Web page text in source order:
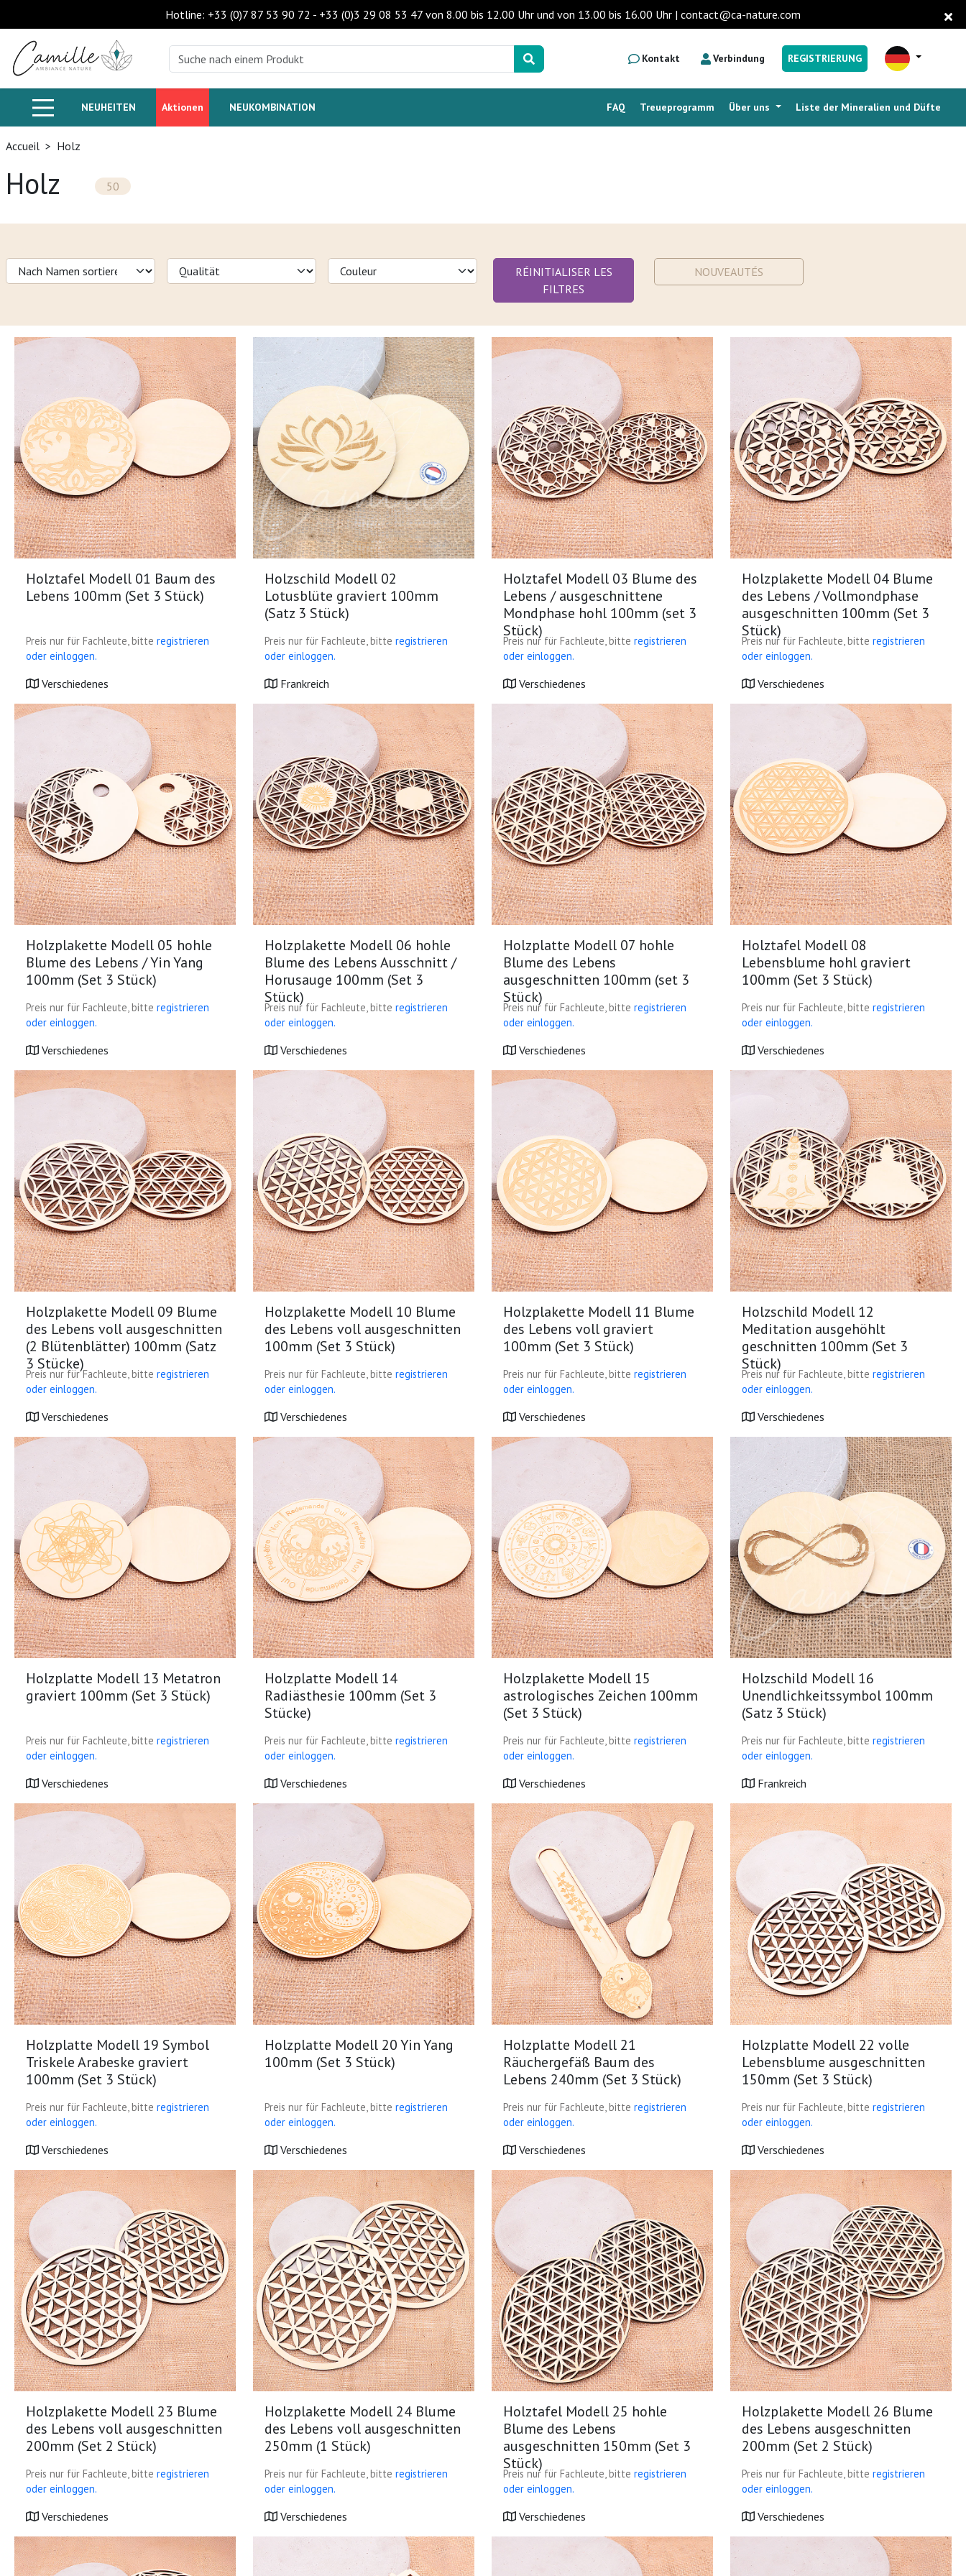
Hotline: +33 (0)7 87 53 90 72 - +33 (0)3 29 08 53 47 von 8.00 bis 12.00 Uhr und von 13.00 bis 16.00 Uhr | contact@ca-nature.com
Kontakt Verbindung REGISTRIERUNG
NEUHEITEN Aktionen NEUKOMBINATION Liste der Mineralien und Düfte
Über uns
Treueprogramm
FAQ
Accueil > Holz
Holz 50
RÉINITIALISER LES
FILTRES
NOUVEAUTÉS
Holztafel Modell 01 Baum des
Lebens 100mm (Set 3 Stück)
Preis nur für Fachleute, bitte registrieren
oder einloggen.
Verschiedenes
Holzschild Modell 02
Lotusblüte graviert 100mm
(Satz 3 Stück)
Preis nur für Fachleute, bitte registrieren
oder einloggen.
Frankreich
Holztafel Modell 03 Blume des
Lebens / ausgeschnittene
Mondphase hohl 100mm (set 3
Stück)
Preis nur für Fachleute, bitte registrieren
oder einloggen.
Verschiedenes
Holzplakette Modell 04 Blume
des Lebens / Vollmondphase
ausgeschnitten 100mm (Set 3
Stück)
Preis nur für Fachleute, bitte registrieren
oder einloggen.
Verschiedenes
Holzplakette Modell 05 hohle
Blume des Lebens / Yin Yang
100mm (Set 3 Stück)
Preis nur für Fachleute, bitte registrieren
oder einloggen.
Verschiedenes
Holzplakette Modell 06 hohle
Blume des Lebens Ausschnitt /
Horusauge 100mm (Set 3
Stück)
Preis nur für Fachleute, bitte registrieren
oder einloggen.
Verschiedenes
Holzplatte Modell 07 hohle
Blume des Lebens
ausgeschnitten 100mm (set 3
Stück)
Preis nur für Fachleute, bitte registrieren
oder einloggen.
Verschiedenes
Holztafel Modell 08
Lebensblume hohl graviert
100mm (Set 3 Stück)
Preis nur für Fachleute, bitte registrieren
oder einloggen.
Verschiedenes
Holzplakette Modell 09 Blume
des Lebens voll ausgeschnitten
(2 Blütenblätter) 100mm (Satz
3 Stücke)
Preis nur für Fachleute, bitte registrieren
oder einloggen.
Verschiedenes
Holzplakette Modell 10 Blume
des Lebens voll ausgeschnitten
100mm (Set 3 Stück)
Preis nur für Fachleute, bitte registrieren
oder einloggen.
Verschiedenes
Holzplakette Modell 11 Blume
des Lebens voll graviert
100mm (Set 3 Stück)
Preis nur für Fachleute, bitte registrieren
oder einloggen.
Verschiedenes
Holzschild Modell 12
Meditation ausgehöhlt
geschnitten 100mm (Set 3
Stück)
Preis nur für Fachleute, bitte registrieren
oder einloggen.
Verschiedenes
Holzplatte Modell 13 Metatron
graviert 100mm (Set 3 Stück)
Preis nur für Fachleute, bitte registrieren
oder einloggen.
Verschiedenes
Holzplatte Modell 14
Radiästhesie 100mm (Set 3
Stücke)
Preis nur für Fachleute, bitte registrieren
oder einloggen.
Verschiedenes
Holzplakette Modell 15
astrologisches Zeichen 100mm
(Set 3 Stück)
Preis nur für Fachleute, bitte registrieren
oder einloggen.
Verschiedenes
Holzschild Modell 16
Unendlichkeitssymbol 100mm
(Satz 3 Stück)
Preis nur für Fachleute, bitte registrieren
oder einloggen.
Frankreich
Holzplatte Modell 19 Symbol
Triskele Arabeske graviert
100mm (Set 3 Stück)
Preis nur für Fachleute, bitte registrieren
oder einloggen.
Verschiedenes
Holzplatte Modell 20 Yin Yang
100mm (Set 3 Stück)
Preis nur für Fachleute, bitte registrieren
oder einloggen.
Verschiedenes
Holzplatte Modell 21
Räuchergefäß Baum des
Lebens 240mm (Set 3 Stück)
Preis nur für Fachleute, bitte registrieren
oder einloggen.
Verschiedenes
Holzplatte Modell 22 volle
Lebensblume ausgeschnitten
150mm (Set 3 Stück)
Preis nur für Fachleute, bitte registrieren
oder einloggen.
Verschiedenes
Holzplakette Modell 23 Blume
des Lebens voll ausgeschnitten
200mm (Set 2 Stück)
Preis nur für Fachleute, bitte registrieren
oder einloggen.
Verschiedenes
Holzplakette Modell 24 Blume
des Lebens voll ausgeschnitten
250mm (1 Stück)
Preis nur für Fachleute, bitte registrieren
oder einloggen.
Verschiedenes
Holztafel Modell 25 hohle
Blume des Lebens
ausgeschnitten 150mm (Set 3
Stück)
Preis nur für Fachleute, bitte registrieren
oder einloggen.
Verschiedenes
Holzplakette Modell 26 Blume
des Lebens ausgeschnitten
200mm (Set 2 Stück)
Preis nur für Fachleute, bitte registrieren
oder einloggen.
Verschiedenes